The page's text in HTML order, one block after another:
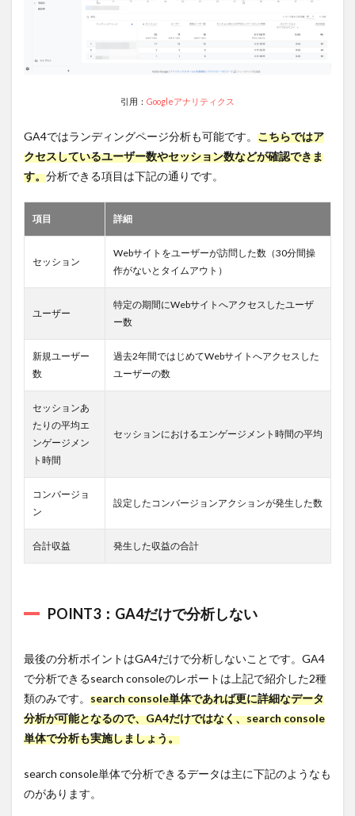
引用： Googleアナリティクス
GA4ではランディングページ分析も可能です。 こちらではア
クセスしているユーザー数やセッション数などが確認できま
す。分析できる項目は下記の通りです。
項目 詳細
セッション
Webサイトをユーザーが訪問した数（30分間操
作がないとタイムアウト）
ユーザー
特定の期間にWebサイトへアクセスしたユーザ
ー数
新規ユーザー
数
過去2年間ではじめてWebサイトへアクセスした
ユーザーの数
セッションあ
たりの平均エ
ンゲージメン
ト時間
セッションにおけるエンゲージメント時間の平均
コンバージョ
ン
設定したコンバージョンアクションが発生した数
合計収益 発生した収益の合計
POINT3：GA4だけで分析しない
最後の分析ポイントはGA4だけで分析しないことです。GA4
で分析できるsearch consoleのレポートは上記で紹介した2種
類のみです。 search console単体であれば更に詳細なデータ
分析が可能となるので、GA4だけではなく、search console
単体で分析も実施しましょう。
search console単体で分析できるデータは主に下記のようなも
のがあります。